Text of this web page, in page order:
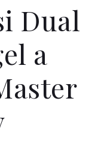
Dual
a